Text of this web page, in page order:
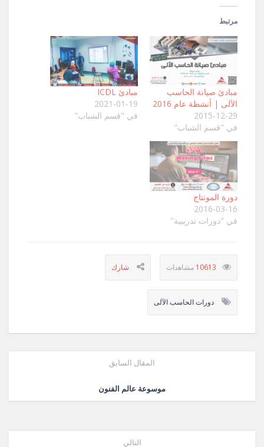
مرتبط
مبادئ صيانة الحاسب
الآلى | أنشطة عام 2016
2015-12-29
في "قسم الشباب"
مبادئ ICDL
2021-01-19
في "قسم الشباب"
دورة المونتاج
2016-03-16
في "دورات تدريبية"
10613
دورات الحاسب الآلى
المقال السابق
موسوعة عالم الفنون
التالي